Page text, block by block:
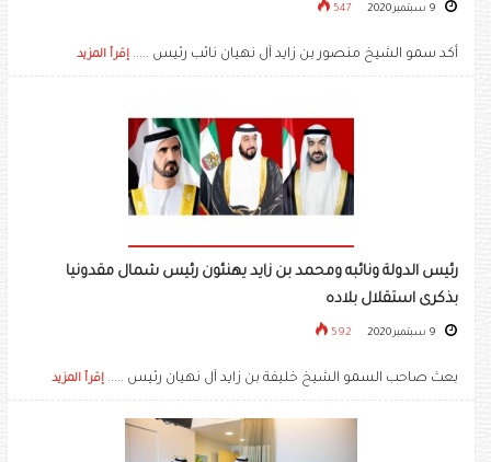
547
أكد سمو الشيخ منصور بن زايد آل نهيان نائب رئيس ..... إقرأ المزيد
رئيس الدولة ونائبه ومحمد بن زايد يهنئون رئيس شمال مقدونيا
بذكرى استقلال بلاده
592
بعث صاحب السمو الشيخ خليفة بن زايد آل نهيان رئيس ..... إقرأ المزيد